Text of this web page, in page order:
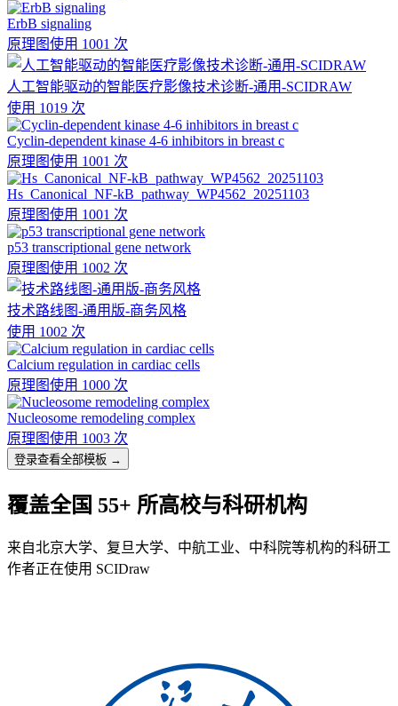
ErbB signaling
原理图使用 1001 次
人工智能驱动的智能医疗影像技术诊断-通用-SCIDRAW
使用 1019 次
Cyclin-dependent kinase 4-6 inhibitors in breast c
原理图使用 1001 次
Hs_Canonical_NF-kB_pathway_WP4562_20251103
原理图使用 1001 次
p53 transcriptional gene network
原理图使用 1002 次
技术路线图-通用版-商务风格
使用 1002 次
Calcium regulation in cardiac cells
原理图使用 1000 次
Nucleosome remodeling complex
原理图使用 1003 次
登录查看全部模板 →
覆盖全国 55+ 所高校与科研机构
来自北京大学、复旦大学、中航工业、中科院等机构的科研工
作者正在使用 SCIDraw